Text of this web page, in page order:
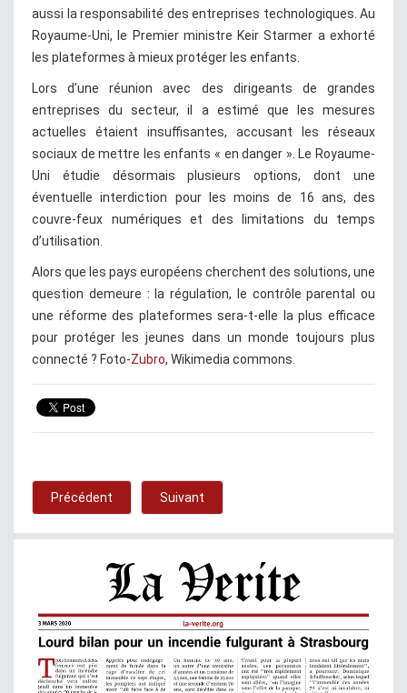
aussi la responsabilité des entreprises technologiques. Au
Royaume-Uni, le Premier ministre Keir Starmer a exhorté
les plateformes à mieux protéger les enfants.
Lors d’une réunion avec des dirigeants de grandes
entreprises du secteur, il a estimé que les mesures
actuelles étaient insuffisantes, accusant les réseaux
sociaux de mettre les enfants « en danger ». Le Royaume-
Uni étudie désormais plusieurs options, dont une
éventuelle interdiction pour les moins de 16 ans, des
couvre-feux numériques et des limitations du temps
d’utilisation.
Alors que les pays européens cherchent des solutions, une
question demeure : la régulation, le contrôle parental ou
une réforme des plateformes sera-t-elle la plus efficace
pour protéger les jeunes dans un monde toujours plus
connecté ? Foto-Zubro, Wikimedia commons.
Précédent Suivant